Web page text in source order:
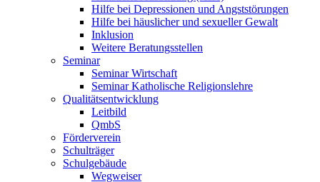
Hilfe bei Depressionen und Angststörungen
Hilfe bei häuslicher und sexueller Gewalt
Inklusion
Weitere Beratungsstellen
Seminar
Seminar Wirtschaft
Seminar Katholische Religionslehre
Qualitätsentwicklung
Leitbild
QmbS
Förderverein
Schulträger
Schulgebäude
Wegweiser